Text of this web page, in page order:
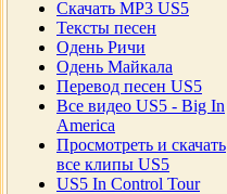
Скачать MP3 US5
Тексты песен
Одень Ричи
Одень Майкала
Перевод песен US5
Все видео US5 - Big In
America
Просмотреть и скачать
все клипы US5
US5 In Control Tour